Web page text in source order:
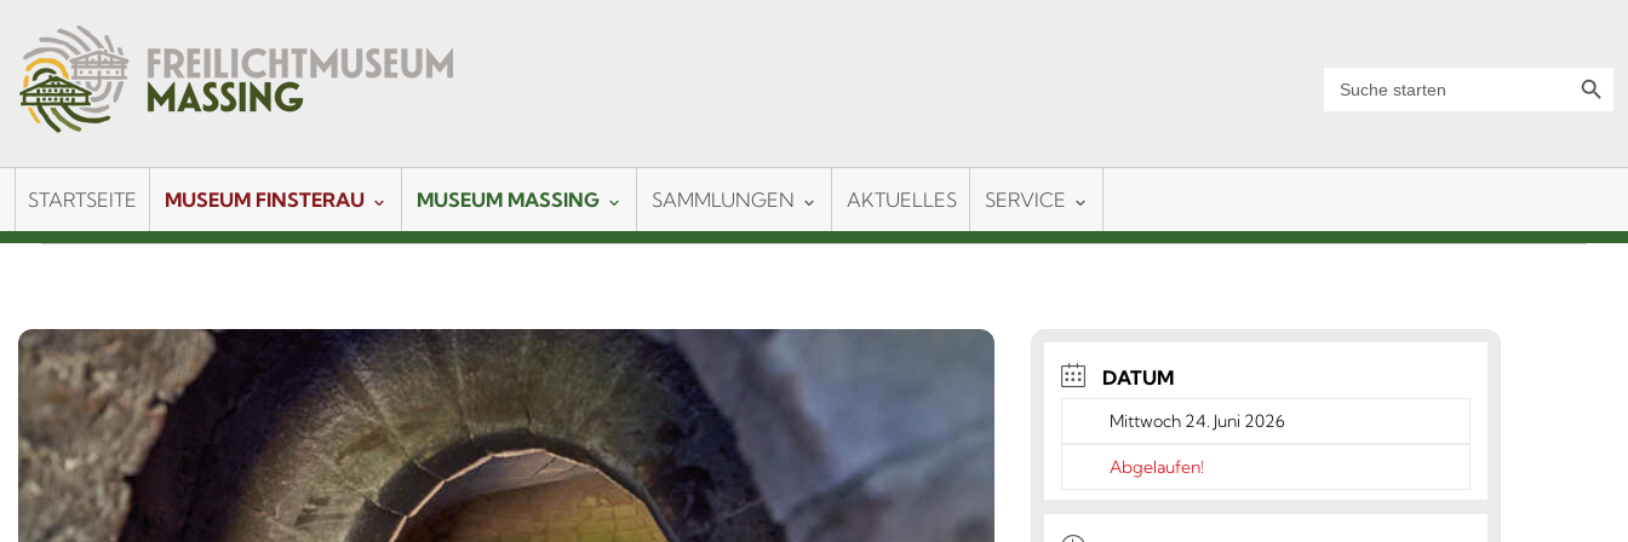
for:
STARTSEITE MUSEUM FINSTERAU MUSEUM MASSING SAMMLUNGEN AKTUELLES SERVICE
DATUM
Mittwoch 24. Juni 2026
Abgelaufen!